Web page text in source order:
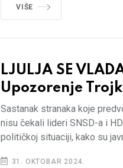
VIŠE
LJULJA SE
Upozorenje
Sastanak stranaka koje
nisu čekali lideri SNSD-a i
političkoj situaciji, kako su
31. OKTOBAR 2024.